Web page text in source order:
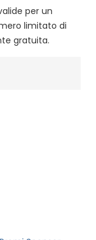
per un
limitato di
gratuita.